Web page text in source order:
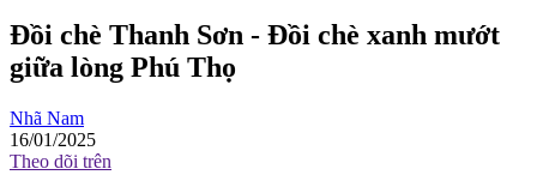
Đồi chè Thanh Sơn - Đồi chè xanh mướt
giữa lòng Phú Thọ
Nhã Nam
16/01/2025
Theo dõi trên